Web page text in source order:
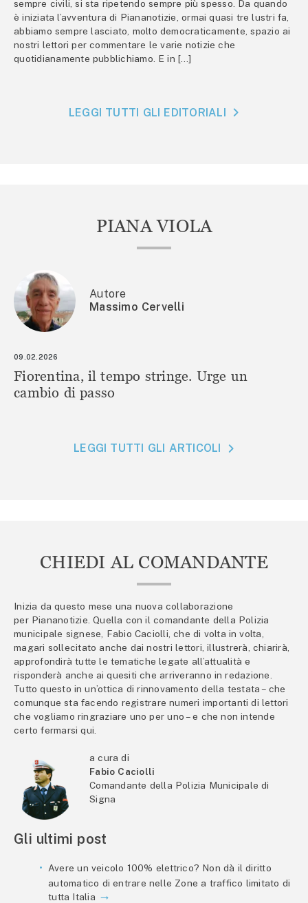
sempre civili, si sta ripetendo sempre più spesso. Da quando
è iniziata l’avventura di Piananotizie, ormai quasi tre lustri fa,
abbiamo sempre lasciato, molto democraticamente, spazio ai
nostri lettori per commentare le varie notizie che
quotidianamente pubblichiamo. E in […]
LEGGI TUTTI GLI EDITORIALI
PIANA VIOLA
Autore
Massimo Cervelli
09.02.2026
Fiorentina, il tempo stringe. Urge un
cambio di passo
LEGGI TUTTI GLI ARTICOLI
CHIEDI AL COMANDANTE
Inizia da questo mese una nuova collaborazione
per Piananotizie. Quella con il comandante della Polizia
municipale signese, Fabio Caciolli, che di volta in volta,
magari sollecitato anche dai nostri lettori, illustrerà, chiarirà,
approfondirà tutte le tematiche legate all’attualità e
risponderà anche ai quesiti che arriveranno in redazione.
Tutto questo in un’ottica di rinnovamento della testata – che
comunque sta facendo registrare numeri importanti di lettori
che vogliamo ringraziare uno per uno – e che non intende
certo fermarsi qui.
a cura di
Fabio Caciolli
Comandante della Polizia Municipale di
Signa
Gli ultimi post
Avere un veicolo 100% elettrico? Non dà il diritto
automatico di entrare nelle Zone a traffico limitato di
tutta Italia